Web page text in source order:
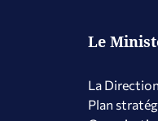
Le
La Direction
Plan